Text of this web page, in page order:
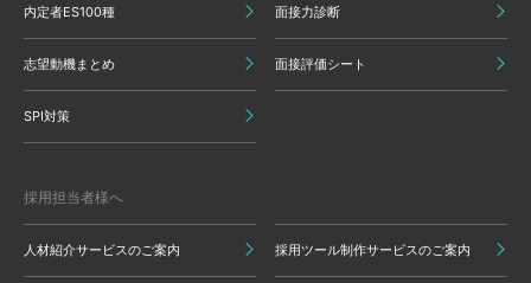
内定者ES100種 面接力診断
志望動機まとめ 面接評価シート
SPI対策
採用担当者様へ
人材紹介サービスのご案内 採用ツール制作サービスのご案内